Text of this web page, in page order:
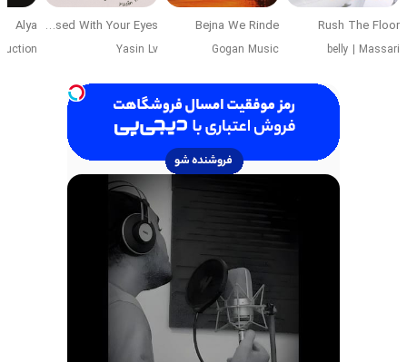
Rush The Floor
belly | Massari
Bejna We Rinde
Gogan Music
Obsessed With Your Eyes
Yasin Lv
Alya